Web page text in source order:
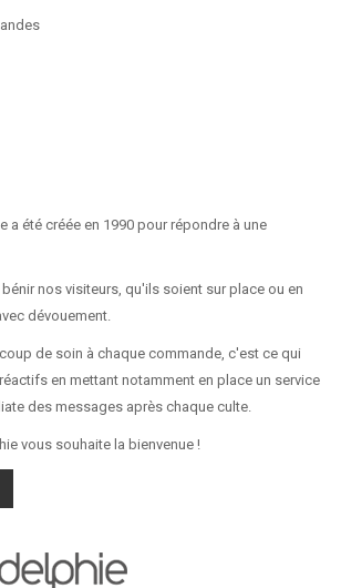
a été créée en 1990 pour répondre à une
nos visiteurs, qu'ils soient sur place ou en
dévouement.
de soin à chaque commande, c'est ce qui
en mettant notamment en place un service
des messages après chaque culte.
vous souhaite la bienvenue !